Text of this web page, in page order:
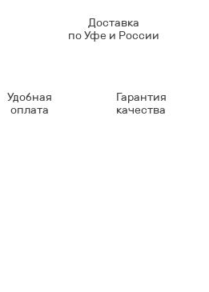
Доставка
по Уфе и России
Удобная
оплата
Гарантия
качества